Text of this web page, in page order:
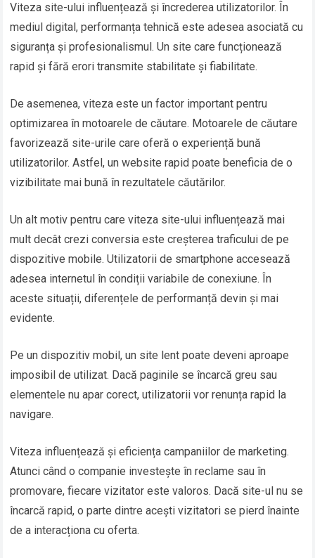
Viteza site-ului influențează și încrederea utilizatorilor. În
mediul digital, performanța tehnică este adesea asociată cu
siguranța și profesionalismul. Un site care funcționează
rapid și fără erori transmite stabilitate și fiabilitate.
De asemenea, viteza este un factor important pentru
optimizarea în motoarele de căutare. Motoarele de căutare
favorizează site-urile care oferă o experiență bună
utilizatorilor. Astfel, un website rapid poate beneficia de o
vizibilitate mai bună în rezultatele căutărilor.
Un alt motiv pentru care viteza site-ului influențează mai
mult decât crezi conversia este creșterea traficului de pe
dispozitive mobile. Utilizatorii de smartphone accesează
adesea internetul în condiții variabile de conexiune. În
aceste situații, diferențele de performanță devin și mai
evidente.
Pe un dispozitiv mobil, un site lent poate deveni aproape
imposibil de utilizat. Dacă paginile se încarcă greu sau
elementele nu apar corect, utilizatorii vor renunța rapid la
navigare.
Viteza influențează și eficiența campaniilor de marketing.
Atunci când o companie investește în reclame sau în
promovare, fiecare vizitator este valoros. Dacă site-ul nu se
încarcă rapid, o parte dintre acești vizitatori se pierd înainte
de a interacționa cu oferta.